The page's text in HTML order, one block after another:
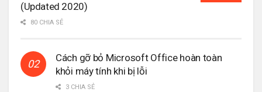
(Updated 2020)
80 CHIA SẺ
Cách gỡ bỏ Microsoft Office hoàn toàn
khỏi máy tính khi bị lỗi
3 CHIA SẺ